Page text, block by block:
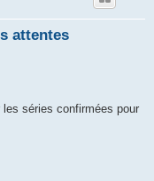
attentes
séries confirmées pour